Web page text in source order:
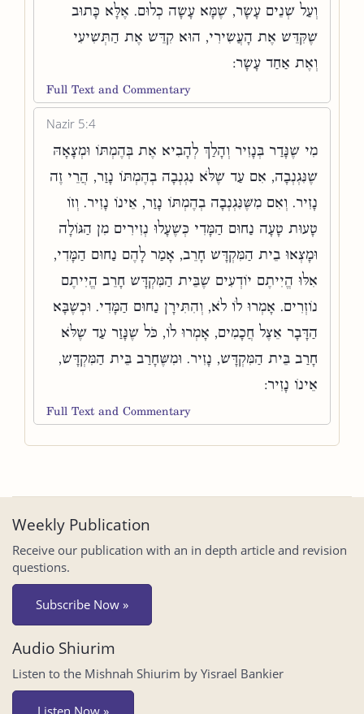
וְעַל שְׁנֵים עָשָׂר, שֶׁמָּא עָשָׂה כְלוּם. אֶלָּא כָּתוּב
שֶׁקִּדֵּשׁ אֶת הָעֲשִׂירִי, הוּא קִדֵּשׁ אֶת הַתְּשִׁיעִי
וְאֶת אַחַד עָשָׂר:
Full Text and Commentary
Nazir 5:4
מִי שֶׁנָּדַר בְּנָזִיר וְהָלַךְ לְהָבִיא אֶת בְּהֶמְתּוֹ וּמְצָאָהּ
שֶׁנִּגְנְבָה, אִם עַד שֶׁלֹּא נִגְנְבָה בְהֶמְתּוֹ נָזַר, הֲרֵי זֶה
נָזִיר. וְאִם מִשֶּׁנִּגְנְבָה בְהֶמְתּוֹ נָזַר, אֵינוֹ נָזִיר. וְזוֹ
טָעוּת טָעָה נַחוּם הַמָּדִי כְּשֶׁעָלוּ נְזִירִים מִן הַגּוֹלָה
וּמָצְאוּ בֵית הַמִּקְדָּשׁ חָרֵב, אָמַר לָהֶם נַחוּם הַמָּדִי,
אִלּוּ הֱיִיתֶם יוֹדְעִים שֶׁבֵּית הַמִּקְדָּשׁ חָרֵב הֱיִיתֶם
נוֹזְרִים. אָמְרוּ לוֹ לֹא, וְהִתִּירָן נַחוּם הַמָּדִי. וּכְשֶׁבָּא
הַדָּבָר אֵצֶל חֲכָמִים, אָמְרוּ לוֹ, כֹּל שֶׁנָּזַר עַד שֶׁלֹּא
חָרַב בֵּית הַמִּקְדָּשׁ, נָזִיר. וּמִשֶּׁחָרַב בֵּית הַמִּקְדָּשׁ,
אֵינוֹ נָזִיר:
Full Text and Commentary
Weekly Publication
Receive our publication with an in depth article and revision
questions.
Subscribe Now »
Audio Shiurim
Listen to the Mishnah Shiurim by Yisrael Bankier
Listen Now »